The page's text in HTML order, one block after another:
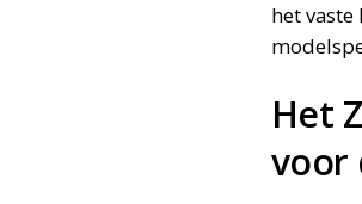
het
Het
voor